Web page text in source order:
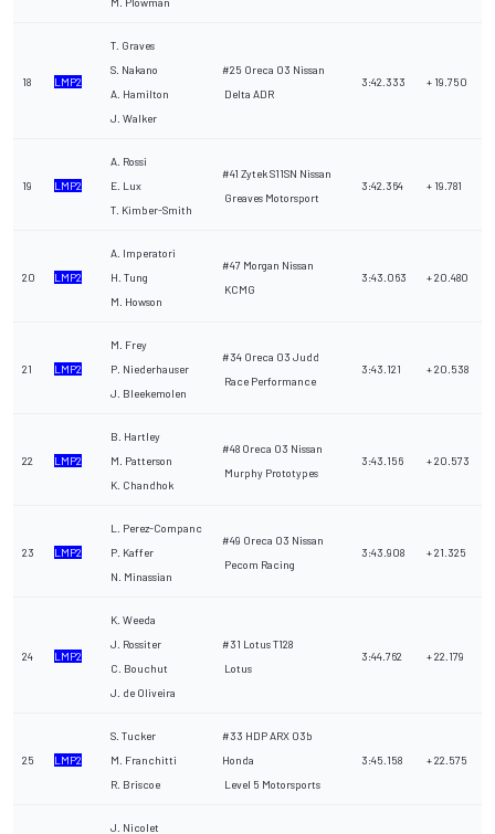
18 LMP2
T. Graves
S. Nakano
A. Hamilton
J. Walker
#25 Oreca 03 Nissan
Delta ADR
3:42.333 + 19.750
19 LMP2
A. Rossi
E. Lux
T. Kimber-Smith
#41 Zytek S11SN Nissan
Greaves Motorsport
3:42.364 + 19.781
20 LMP2
A. Imperatori
H. Tung
M. Howson
#47 Morgan Nissan
KCMG
3:43.063 + 20.480
21 LMP2
M. Frey
P. Niederhauser
J. Bleekemolen
#34 Oreca 03 Judd
Race Performance
3:43.121 + 20.538
22 LMP2
B. Hartley
M. Patterson
K. Chandhok
#48 Oreca 03 Nissan
Murphy Prototypes
3:43.156 + 20.573
23 LMP2
L. Perez-Companc
P. Kaffer
N. Minassian
#49 Oreca 03 Nissan
Pecom Racing
3:43.908 + 21.325
24 LMP2
K. Weeda
J. Rossiter
C. Bouchut
J. de Oliveira
#31 Lotus T128
Lotus
3:44.762 + 22.179
25 LMP2
S. Tucker
M. Franchitti
R. Briscoe
#33 HDP ARX 03b
Honda
Level 5 Motorsports
3:45.158 + 22.575
J. Nicolet